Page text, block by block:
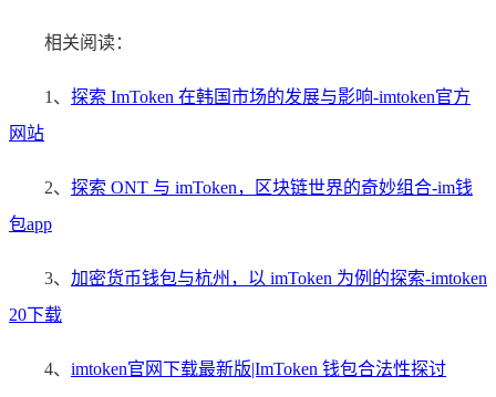
相关阅读：
1、 探索 ImToken 在韩国市场的发展与影响-imtoken官方
网站
2、 探索 ONT 与 imToken，区块链世界的奇妙组合-im钱
包app
3、 加密货币钱包与杭州，以 imToken 为例的探索-imtoken
20下载
4、 imtoken官网下载最新版|ImToken 钱包合法性探讨